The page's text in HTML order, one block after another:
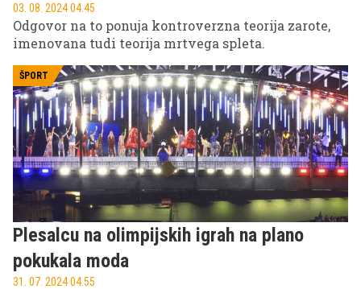
03. 08. 2024 04.45
Odgovor na to ponuja kontroverzna teorija zarote,
imenovana tudi teorija mrtvega spleta.
ŠPORT
Plesalcu na olimpijskih igrah na plano
pokukala moda
31. 07. 2024 04.55